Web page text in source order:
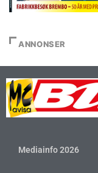
ANNONSER
Mediainfo 2026